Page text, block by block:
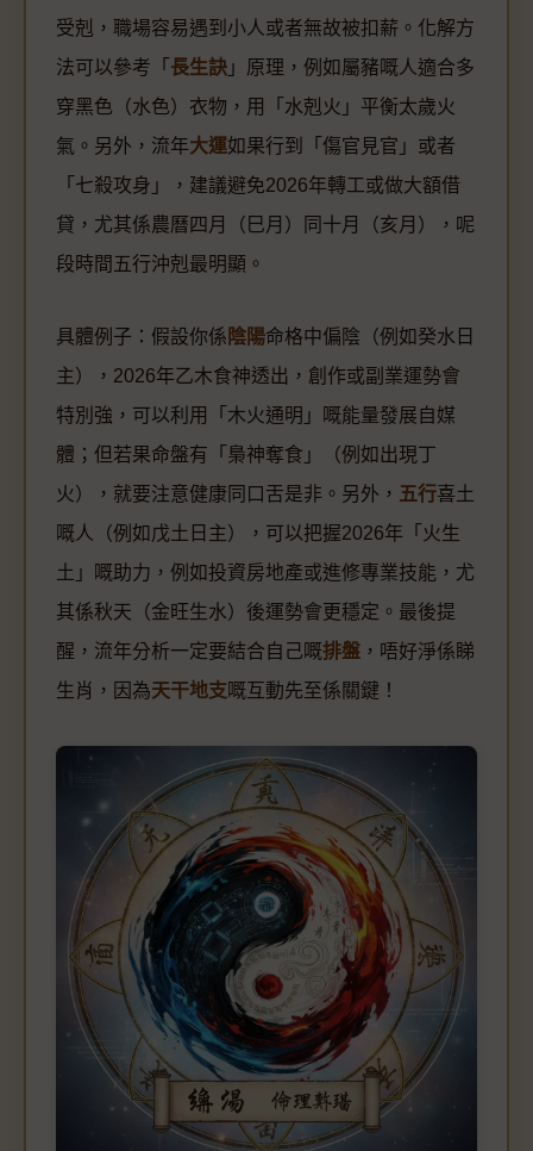
受剋，職場容易遇到小人或者無故被扣薪。化解方
法可以參考「 長生訣 」原理，例如屬豬嘅人適合多
穿黑色（水色）衣物，用「水剋火」平衡太歲火
氣。另外，流年大運如果行到「傷官見官」或者
「七殺攻身」，建議避免2026年轉工或做大額借
貸，尤其係農曆四月（巳月）同十月（亥月），呢
段時間五行沖剋最明顯。
具體例子：假設你係 陰陽命格中偏陰（例如癸水日
主），2026年乙木食神透出，創作或副業運勢會
特別強，可以利用「木火通明」嘅能量發展自媒
體；但若果命盤有「梟神奪食」（例如出現丁
火），就要注意健康同口舌是非。另外， 五行喜土
嘅人（例如戊土日主），可以把握2026年「火生
土」嘅助力，例如投資房地產或進修專業技能，尤
其係秋天（金旺生水）後運勢會更穩定。最後提
醒，流年分析一定要結合自己嘅排盤 ，唔好淨係睇
生肖，因為天干地支嘅互動先至係關鍵！